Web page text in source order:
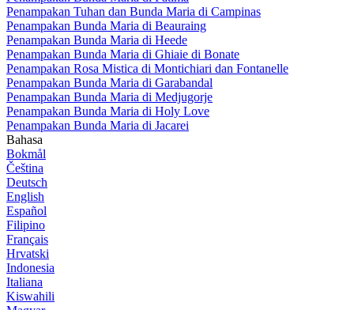
Penampakan Tuhan dan Bunda Maria di Campinas
Penampakan Bunda Maria di Beauraing
Penampakan Bunda Maria di Heede
Penampakan Bunda Maria di Ghiaie di Bonate
Penampakan Rosa Mistica di Montichiari dan Fontanelle
Penampakan Bunda Maria di Garabandal
Penampakan Bunda Maria di Medjugorje
Penampakan Bunda Maria di Holy Love
Penampakan Bunda Maria di Jacarei
Bahasa
Bokmål
Čeština
Deutsch
English
Español
Filipino
Français
Hrvatski
Indonesia
Italiana
Kiswahili